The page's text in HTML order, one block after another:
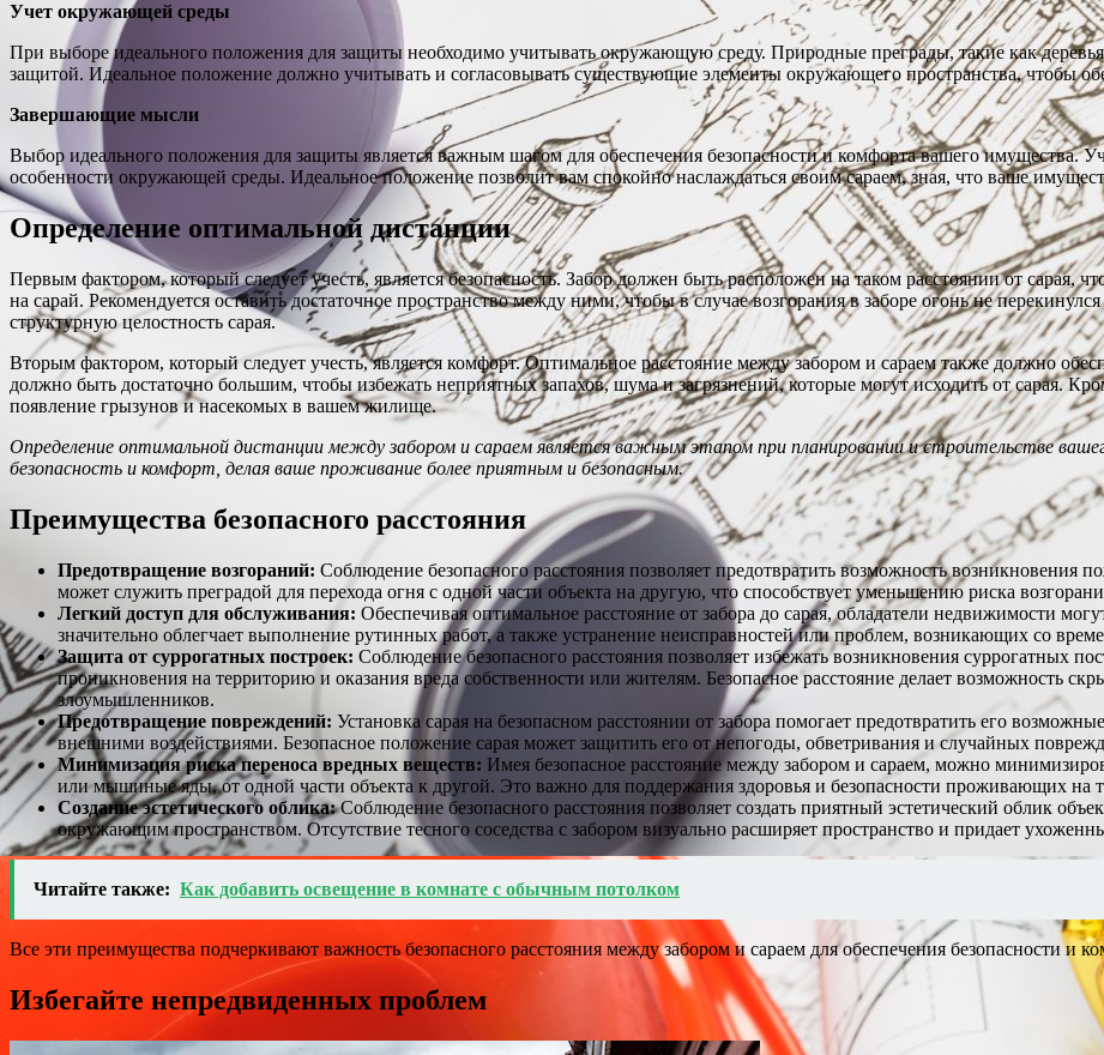
Учет окружающей среды
При выборе идеального положения для защиты необходимо учитывать окружающую среду. Природные преграды, такие как
защитой. Идеальное положение должно учитывать и согласовывать существующие элементы окружающего пространства, чтобы
Завершающие мысли
Выбор идеального положения для защиты является важным шагом для обеспечения безопасности и комфорта вашего имущества.
особенности окружающей среды. Идеальное положение позволит вам спокойно наслаждаться своим сараем, зная, что ваше
Определение оптимальной дистанции
Первым фактором, который следует учесть, является безопасность. Забор должен быть расположен на таком расстоянии от сарая,
на сарай. Рекомендуется оставить достаточное пространство между ними, чтобы в случае возгорания в заборе огонь не
структурную целостность сарая.
Вторым фактором, который следует учесть, является комфорт. Оптимальное расстояние между забором и сараем также должно
должно быть достаточно большим, чтобы избежать неприятных запахов, шума и загрязнений, которые могут исходить от сарая.
появление грызунов и насекомых в вашем жилище.
Определение оптимальной дистанции между забором и сараем является важным этапом при планировании и строительстве
безопасность и комфорт, делая ваше проживание более приятным и безопасным.
Преимущества безопасного расстояния
Предотвращение возгораний: Соблюдение безопасного расстояния позволяет предотвратить возможность возникновения
может служить преградой для перехода огня с одной части объекта на другую, что способствует уменьшению риска
Легкий доступ для обслуживания: Обеспечивая оптимальное расстояние от забора до сарая, обладатели недвижимости
значительно облегчает выполнение рутинных работ, а также устранение неисправностей или проблем, возникающих со
Защита от суррогатных построек: Соблюдение безопасного расстояния позволяет избежать возникновения суррогатных
проникновения на территорию и оказания вреда собственности или жителям. Безопасное расстояние делает возможность
злоумышленников.
Предотвращение повреждений: Установка сарая на безопасном расстоянии от забора помогает предотвратить его
внешними воздействиями. Безопасное положение сарая может защитить его от непогоды, обветривания и случайных
Минимизация риска переноса вредных веществ: Имея безопасное расстояние между забором и сараем, можно
или мышиные яды, от одной части объекта к другой. Это важно для поддержания здоровья и безопасности проживающих на
Создание эстетического облика:Соблюдение безопасного расстояния позволяет создать приятный эстетический облик
окружающим пространством. Отсутствие тесного соседства с забором визуально расширяет пространство и придает
Читайте также: Как добавить освещение в комнате с обычным потолком
Все эти преимущества подчеркивают важность безопасного расстояния между забором и сараем для обеспечения безопасности и
Избегайте непредвиденных проблем